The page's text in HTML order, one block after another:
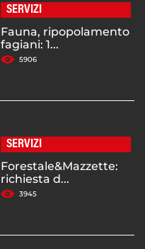
SERVIZI
Fauna, ripopolamento
fagiani: 1...
5906
SERVIZI
Forestale&Mazzette:
richiesta d...
3945